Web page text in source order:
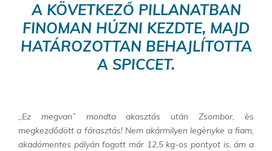
A KÖVETKEZŐ PILLANATBAN
FINOMAN HÚZNI KEZDTE, MAJD
HATÁROZOTTAN BEHAJLÍTOTTA
A SPICCET.
,,Ez megvan” mondta akasztás után Zsombor, ès
megkezdődött a fárasztás! Nem akármilyen legènyke a fiam,
akadómentes pályán fogott már 12,5 kg-os pontyot is, ám a